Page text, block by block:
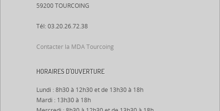
59200 TOURCOING
Tél: 03.20.26.72.38
Contacter la MDA Tourcoing
HORAIRES D’OUVERTURE
Lundi : 8h30 à 12h30 et de 13h30 à 18h
Mardi : 13h30 à 18h